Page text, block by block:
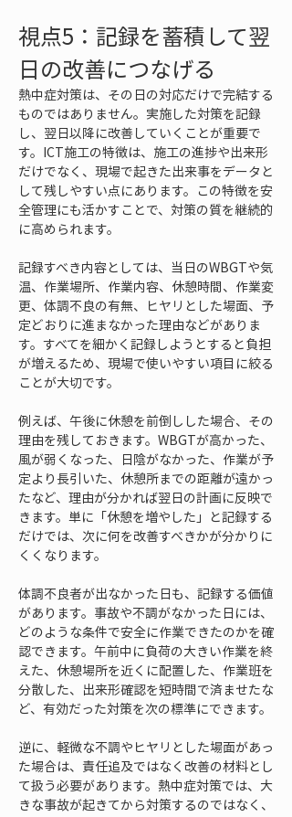
視点5：記録を蓄積して翌
日の改善につなげる
熱中症対策は、その日の対応だけで完結する
ものではありません。実施した対策を記録
し、翌日以降に改善していくことが重要で
す。ICT施工の特徴は、施工の進捗や出来形
だけでなく、現場で起きた出来事をデータと
して残しやすい点にあります。この特徴を安
全管理にも活かすことで、対策の質を継続的
に高められます。
記録すべき内容としては、当日のWBGTや気
温、作業場所、作業内容、休憩時間、作業変
更、体調不良の有無、ヒヤリとした場面、予
定どおりに進まなかった理由などがありま
す。すべてを細かく記録しようとすると負担
が増えるため、現場で使いやすい項目に絞る
ことが大切です。
例えば、午後に休憩を前倒しした場合、その
理由を残しておきます。WBGTが高かった、
風が弱くなった、日陰がなかった、作業が予
定より長引いた、休憩所までの距離が遠かっ
たなど、理由が分かれば翌日の計画に反映で
きます。単に「休憩を増やした」と記録する
だけでは、次に何を改善すべきかが分かりに
くくなります。
体調不良者が出なかった日も、記録する価値
があります。事故や不調がなかった日には、
どのような条件で安全に作業できたのかを確
認できます。午前中に負荷の大きい作業を終
えた、休憩場所を近くに配置した、作業班を
分散した、出来形確認を短時間で済ませたな
ど、有効だった対策を次の標準にできます。
逆に、軽微な不調やヒヤリとした場面があっ
た場合は、責任追及ではなく改善の材料とし
て扱う必要があります。熱中症対策では、大
きな事故が起きてから対策するのではなく、